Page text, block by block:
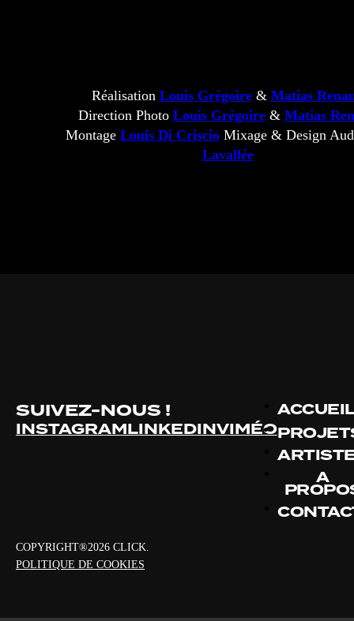
Réalisation Louis Grégoire& Matias
Direction Photo Louis Grégoire& Matias
Montage Louis Di CriscioMixage & Design
Lavallée
SUIVEZ-NOUS !
INSTAGRAMLINKEDINVIMÉO
À
COPYRIGHT®2026 CLICK.
POLITIQUE DE COOKIES